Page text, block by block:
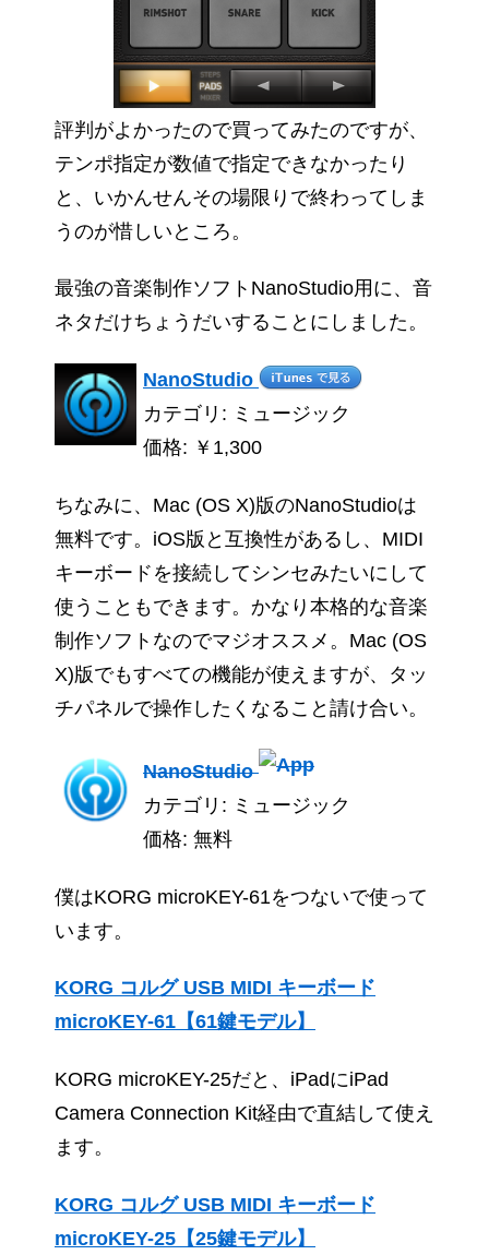
評判がよかったので買ってみたのですが、
テンポ指定が数値で指定できなかったり
と、いかんせんその場限りで終わってしま
うのが惜しいところ。
最強の音楽制作ソフトNanoStudio用に、音
ネタだけちょうだいすることにしました。
NanoStudio
カテゴリ: ミュージック
価格: ￥1,300
ちなみに、Mac (OS X)版のNanoStudioは
無料です。iOS版と互換性があるし、MIDI
キーボードを接続してシンセみたいにして
使うこともできます。かなり本格的な音楽
制作ソフトなのでマジオススメ。Mac (OS
X)版でもすべての機能が使えますが、タッ
チパネルで操作したくなること請け合い。
NanoStudio
カテゴリ: ミュージック
価格: 無料
僕はKORG microKEY-61をつないで使って
います。
KORG コルグ USB MIDI キーボード
microKEY-61【61鍵モデル】
KORG microKEY-25だと、iPadにiPad
Camera Connection Kit経由で直結して使え
ます。
KORG コルグ USB MIDI キーボード
microKEY-25【25鍵モデル】